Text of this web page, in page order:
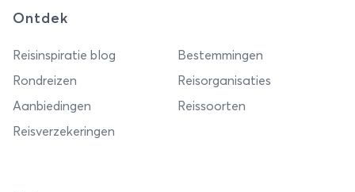
Ontdek
Reisinspiratie blog
Bestemmingen
Rondreizen
Reisorganisaties
Aanbiedingen
Reissoorten
Reisverzekeringen